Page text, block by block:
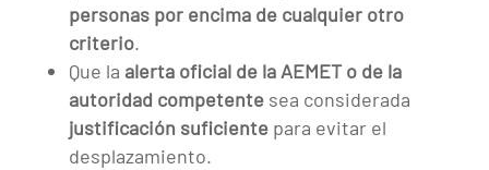
personas por encima de cualquier otro
criterio.
Que la alerta oficial de la AEMET o de la
autoridad competentesea considerada
justificación suficientepara evitar el
desplazamiento.